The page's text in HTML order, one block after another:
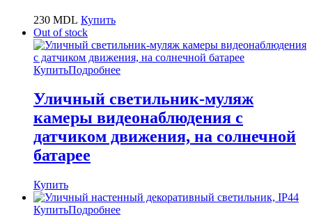
230 MDL Купить
Out of stock
КупитьПодробнее
Уличный светильник-муляж
камеры видеонаблюдения с
датчиком движения, на солнечной
батарее
Купить
КупитьПодробнее